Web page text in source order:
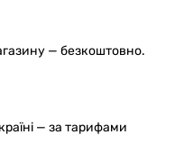
— безкоштовно.
— за тарифами